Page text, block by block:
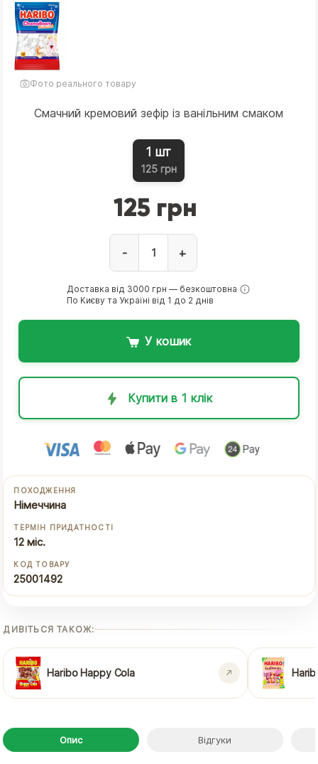
Фото реального товару
Смачний кремовий зефір із ванільним смаком
1 шт
125 грн
125 грн
- +
Доставка від 3000 грн — безкоштовна
По Києву та Україні від 1 до 2 днів
У кошик
Купити в 1 клік
ПОХОДЖЕННЯ
Німеччина
ТЕРМІН ПРИДАТНОСТІ
12 міс.
КОД ТОВАРУ
25001492
ДИВІТЬСЯ ТАКОЖ:
Haribo Happy Cola
Опис Відгуки